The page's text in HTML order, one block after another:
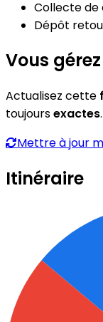
Collecte de
Dépôt
Vous
Actualisez cette
toujoursexactes.
Mettre à jour
Itinéraire